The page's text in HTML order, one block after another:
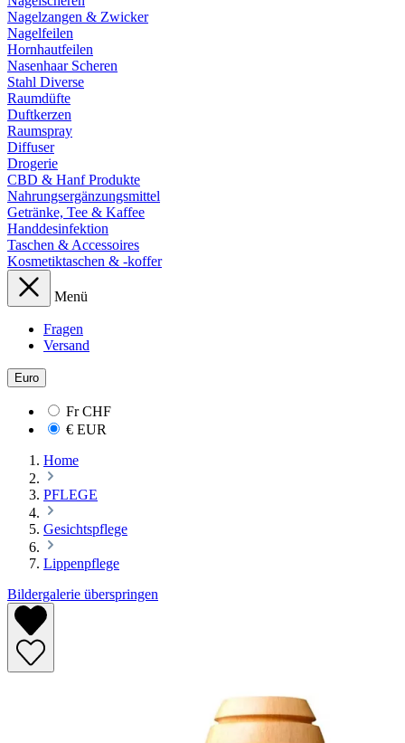
Nagelzangen & Zwicker
Nagelfeilen
Hornhautfeilen
Nasenhaar Scheren
Stahl Diverse
Raumdüfte
Duftkerzen
Raumspray
Diffuser
Drogerie
CBD & Hanf Produkte
Nahrungsergänzungsmittel
Getränke, Tee & Kaffee
Handdesinfektion
Taschen & Accessoires
Kosmetiktaschen & -koffer
Menü
Fragen
Versand
Euro
FrCHF
€ EUR
Home
PFLEGE
Gesichtspflege
Lippenpflege
Bildergalerie überspringen